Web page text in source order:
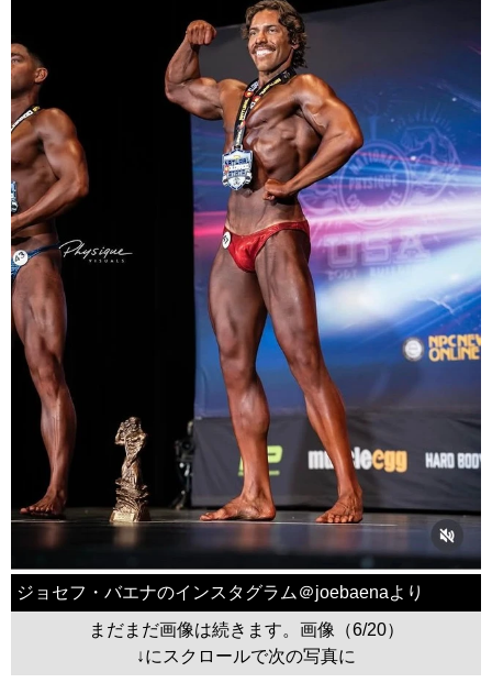
ジョセフ・バエナのインスタグラム＠joebaenaより
まだまだ画像は続きます。画像（6/20）
↓にスクロールで次の写真に